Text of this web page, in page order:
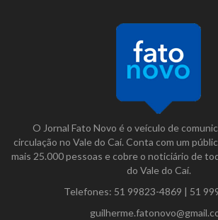
O Jornal Fato Novo é o veículo de
circulação no Vale do Caí. Conta com um
mais 25.000 pessoas e cobre o noticiário de
do Vale do Caí.
Telefones: 51 99823-4869 | 51